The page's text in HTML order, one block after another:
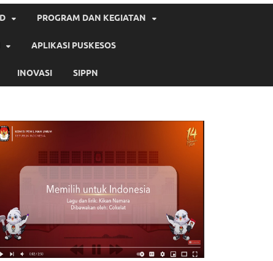
PROGRAM DAN KEGIATAN
APLIKASI PUSKESOS
INOVASI SIPPN